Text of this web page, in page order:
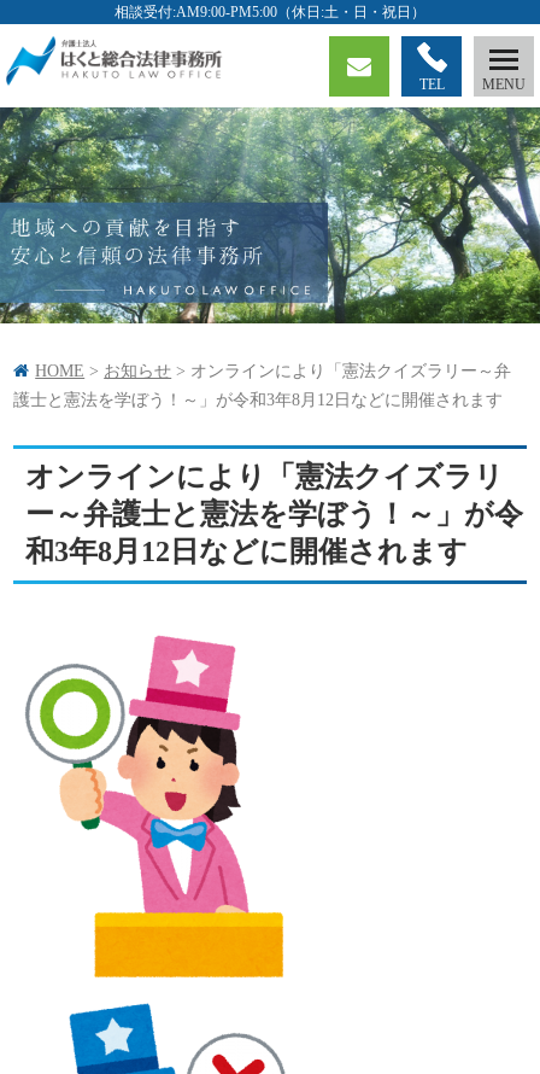
TEL
HOME > お知らせ > オンラインにより「憲法クイズラリー～弁
護士と憲法を学ぼう！～」が令和3年8月12日などに開催されます
オンラインにより「憲法クイズラリ
ー～弁護士と憲法を学ぼう！～」が令
和3年8月12日などに開催されます